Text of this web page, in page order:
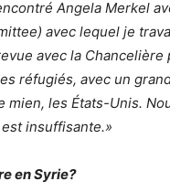
Angela Merkel
avec lequel je
avec la Chancelière
réfugiés, avec un
les États-Unis.
insuffisante.»
en Syrie?